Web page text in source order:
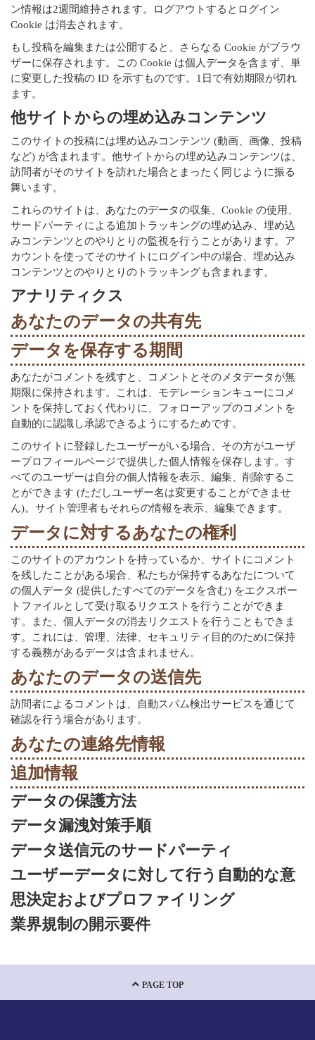
ン情報は2週間維持されます。ログアウトするとログイン
Cookie は消去されます。
もし投稿を編集または公開すると、さらなる Cookie がブラウ
ザーに保存されます。この Cookie は個人データを含まず、単
に変更した投稿の ID を示すものです。1日で有効期限が切れ
ます。
他サイトからの埋め込みコンテンツ
このサイトの投稿には埋め込みコンテンツ (動画、画像、投稿
など) が含まれます。他サイトからの埋め込みコンテンツは、
訪問者がそのサイトを訪れた場合とまったく同じように振る
舞います。
これらのサイトは、あなたのデータの収集、Cookie の使用、
サードパーティによる追加トラッキングの埋め込み、埋め込
みコンテンツとのやりとりの監視を行うことがあります。ア
カウントを使ってそのサイトにログイン中の場合、埋め込み
コンテンツとのやりとりのトラッキングも含まれます。
アナリティクス
あなたのデータの共有先
データを保存する期間
あなたがコメントを残すと、コメントとそのメタデータが無
期限に保持されます。これは、モデレーションキューにコメ
ントを保持しておく代わりに、フォローアップのコメントを
自動的に認識し承認できるようにするためです。
このサイトに登録したユーザーがいる場合、その方がユーザ
ープロフィールページで提供した個人情報を保存します。す
べてのユーザーは自分の個人情報を表示、編集、削除するこ
とができます (ただしユーザー名は変更することができませ
ん)。サイト管理者もそれらの情報を表示、編集できます。
データに対するあなたの権利
このサイトのアカウントを持っているか、サイトにコメント
を残したことがある場合、私たちが保持するあなたについて
の個人データ (提供したすべてのデータを含む) をエクスポー
トファイルとして受け取るリクエストを行うことができま
す。また、個人データの消去リクエストを行うこともできま
す。これには、管理、法律、セキュリティ目的のために保持
する義務があるデータは含まれません。
あなたのデータの送信先
訪問者によるコメントは、自動スパム検出サービスを通じて
確認を行う場合があります。
あなたの連絡先情報
追加情報
データの保護方法
データ漏洩対策手順
データ送信元のサードパーティ
ユーザーデータに対して行う自動的な意
思決定およびプロファイリング
業界規制の開示要件
PAGE TOP